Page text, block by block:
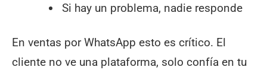
Si hay un problema, nadie responde
En ventas por WhatsApp esto es crítico. El
cliente no ve una plataforma, solo confía en tu